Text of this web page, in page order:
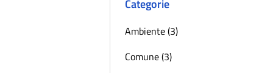
Categorie
Ambiente (3)
Comune (3)